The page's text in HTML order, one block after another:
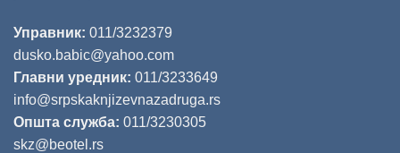
Управник: 011/3232379
dusko.babic@yahoo.com
Главни уредник: 011/3233649
info@srpskaknjizevnazadruga.rs
Општа служба: 011/3230305
skz@beotel.rs